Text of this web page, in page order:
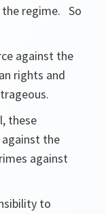
regime. So
against the
rights and
these
the
against
to